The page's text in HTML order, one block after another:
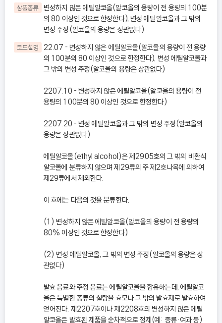
상품종류 변성하지 않은 에틸알코올(알코올의 용량이 전 용량의 100분
의 80 이상인 것으로 한정한다), 변성 에틸알코올과 그 밖의
변성 주정(알코올의 용량은 상관없다)
코드설명
22.07 - 변성하지 않은 에틸알코올(알코올의 용량이 전 용량
의 100분의 80 이상인 것으로 한정한다), 변성 에틸알코올과
그 밖의 변성 주정(알코올의 용량은 상관없다)
2207.10 - 변성하지 않은 에틸알코올(알코올의 용량이 전
용량의 100분의 80 이상인 것으로 한정한다)
2207.20 - 변성 에틸알코올과 그 밖의 변성 주정(알코올의
용량은 상관없다)
에틸알코올(ethyl alcohol)은 제2905호의 그 밖의 비환식
알코올에 분류하지 않으며 제29류의 주 제2호나목에 의하여
제29류에서 제외한다.
이 호에는 다음의 것을 분류한다.
(1) 변성하지 않은 에틸알코올(알코올의 용량이 전 용량의
80% 이상인 것으로 한정한다)
(2) 변성 에틸알코올, 그 밖의 변성 주정(알코올의 용량은 상
관없다)
발효 음료와 주정 음료는 에틸알코올을 함유하는데, 에틸알코
올은 특별한 종류의 설탕을 효모나 그 밖의 발효제로 발효하여
얻어진다. 제2207호이나 제2208호의 변성하지 않은 에틸
알코올은 발효된 제품을 순차적으로 정제(예: 증류ㆍ여과 등)